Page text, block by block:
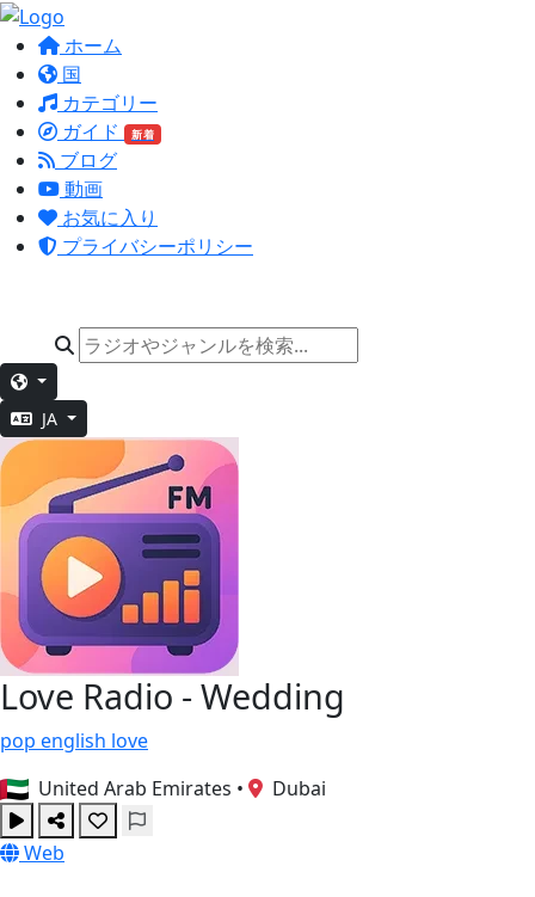
ホーム
国
カテゴリー
ガイド
新着
ブログ
動画
お気に入り
プライバシーポリシー
JA
Love Radio - Wedding
pop english love
United Arab Emirates • Dubai
Web